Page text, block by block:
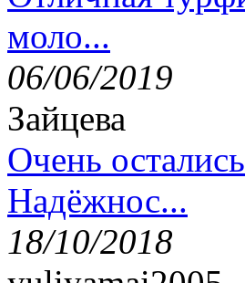
моло...
06/06/2019
Зайцева
Очень
Надёжнос...
18/10/2018